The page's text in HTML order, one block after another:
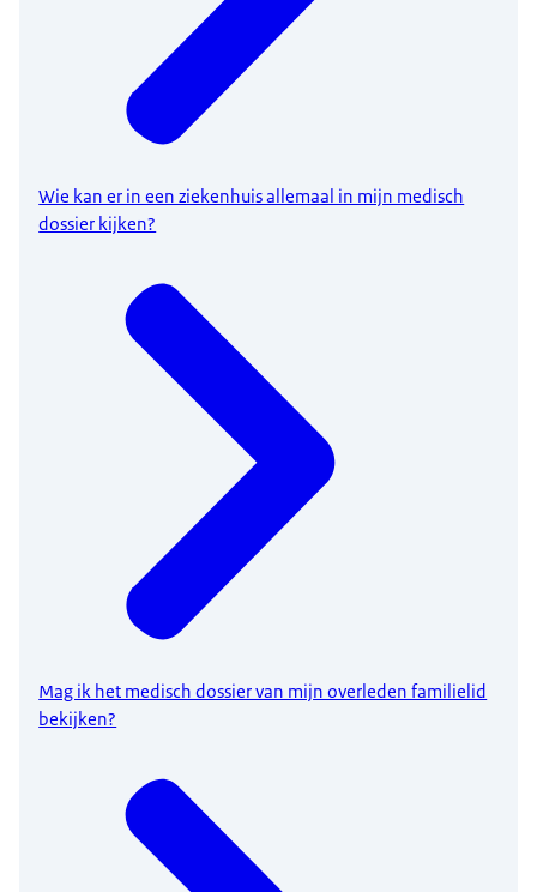
Wie kan er in een ziekenhuis allemaal in mijn medisch
dossier kijken?
Mag ik het medisch dossier van mijn overleden familielid
bekijken?